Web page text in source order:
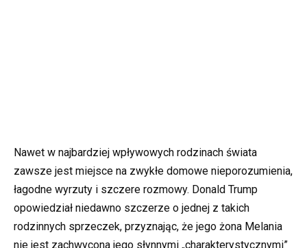
Nawet w najbardziej wpływowych rodzinach świata
zawsze jest miejsce na zwykłe domowe nieporozumienia,
łagodne wyrzuty i szczere rozmowy. Donald Trump
opowiedział niedawno szczerze o jednej z takich
rodzinnych sprzeczek, przyznając, że jego żona Melania
nie jest zachwycona jego słynnymi „charakterystycznymi”